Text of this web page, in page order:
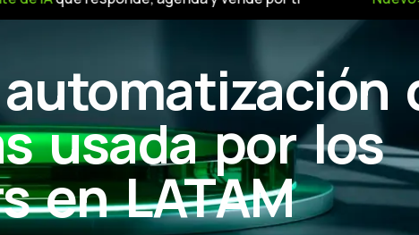
usada por los
en LATAM